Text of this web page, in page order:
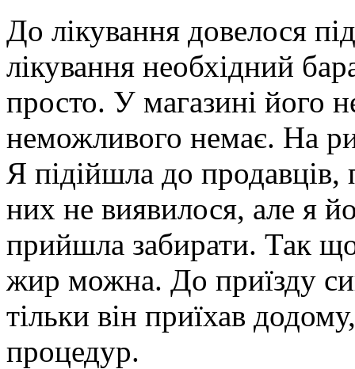
До лікування довелося
лікування необхідний
просто. У магазині його
неможливого немає. На
Я підійшла до
них не виявилося, але я
прийшла забирати. Так
жир можна. До приїзду
тільки він приїхав
процедур.